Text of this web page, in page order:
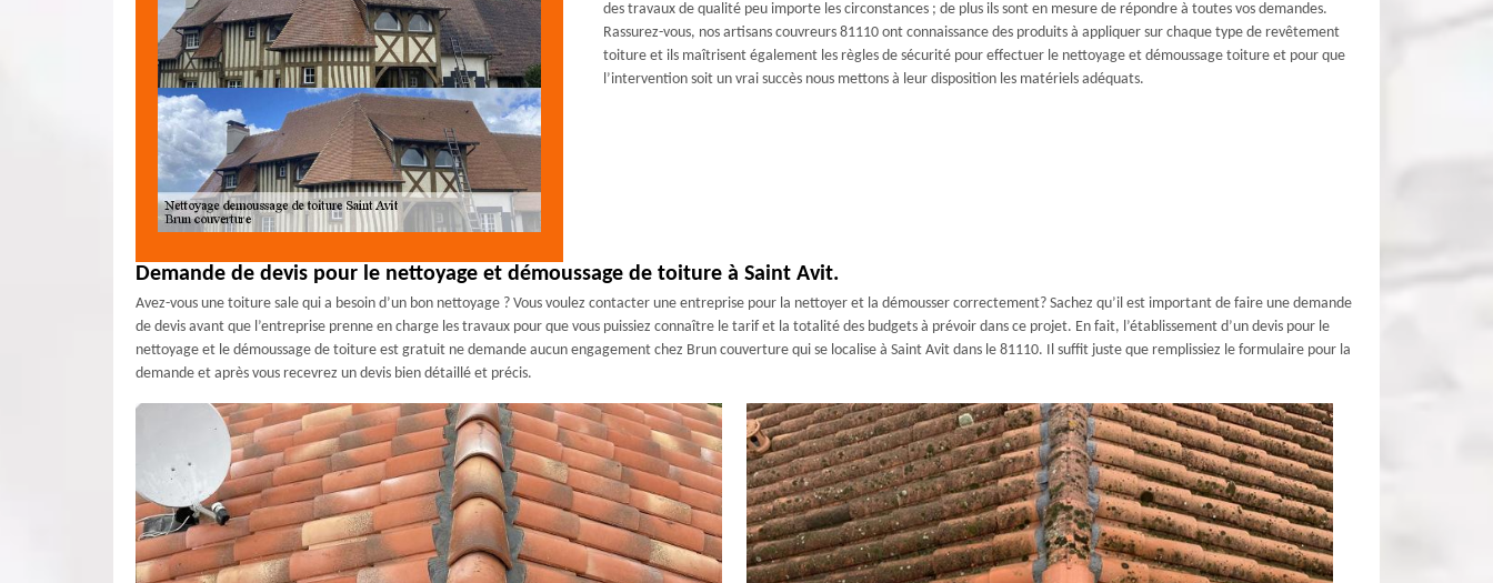
des travaux de qualité peu importe les circonstances ; de plus ils sont en mesure de répondre à toutes vos demandes.
Rassurez-vous, nos artisans couvreurs 81110 ont connaissance des produits à appliquer sur chaque type de revêtement
toiture et ils maîtrisent également les règles de sécurité pour effectuer le nettoyage et démoussage toiture et pour que
l’intervention soit un vrai succès nous mettons à leur disposition les matériels adéquats.
Demande de devis pour le nettoyage et démoussage de toiture à Saint Avit.
Avez-vous une toiture sale qui a besoin d’un bon nettoyage ? Vous voulez contacter une entreprise pour la nettoyer et la démousser correctement? Sachez qu’il est important de faire une demande
de devis avant que l’entreprise prenne en charge les travaux pour que vous puissiez connaître le tarif et la totalité des budgets à prévoir dans ce projet. En fait, l’établissement d’un devis pour le
nettoyage et le démoussage de toiture est gratuit ne demande aucun engagement chez Brun couverture qui se localise à Saint Avit dans le 81110. Il suffit juste que remplissiez le formulaire pour la
demande et après vous recevrez un devis bien détaillé et précis.